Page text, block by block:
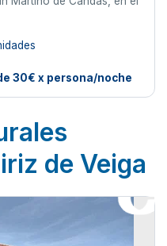
30€ x persona/noche
de Veiga